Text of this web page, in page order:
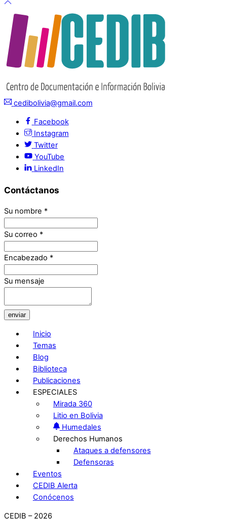
cedibolivia@gmail.com
Facebook
Instagram
Twitter
YouTube
LinkedIn
Contáctanos
Su nombre *
Su correo *
Encabezado *
Su mensaje
enviar
Inicio
Temas
Blog
Biblioteca
Publicaciones
ESPECIALES
Mirada 360
Litio en Bolivia
Humedales
Derechos Humanos
Ataques a defensores
Defensoras
Eventos
CEDIB Alerta
Conócenos
CEDIB – 2026